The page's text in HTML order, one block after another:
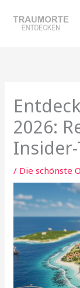
Inhalt
2026:
/ Die schönste